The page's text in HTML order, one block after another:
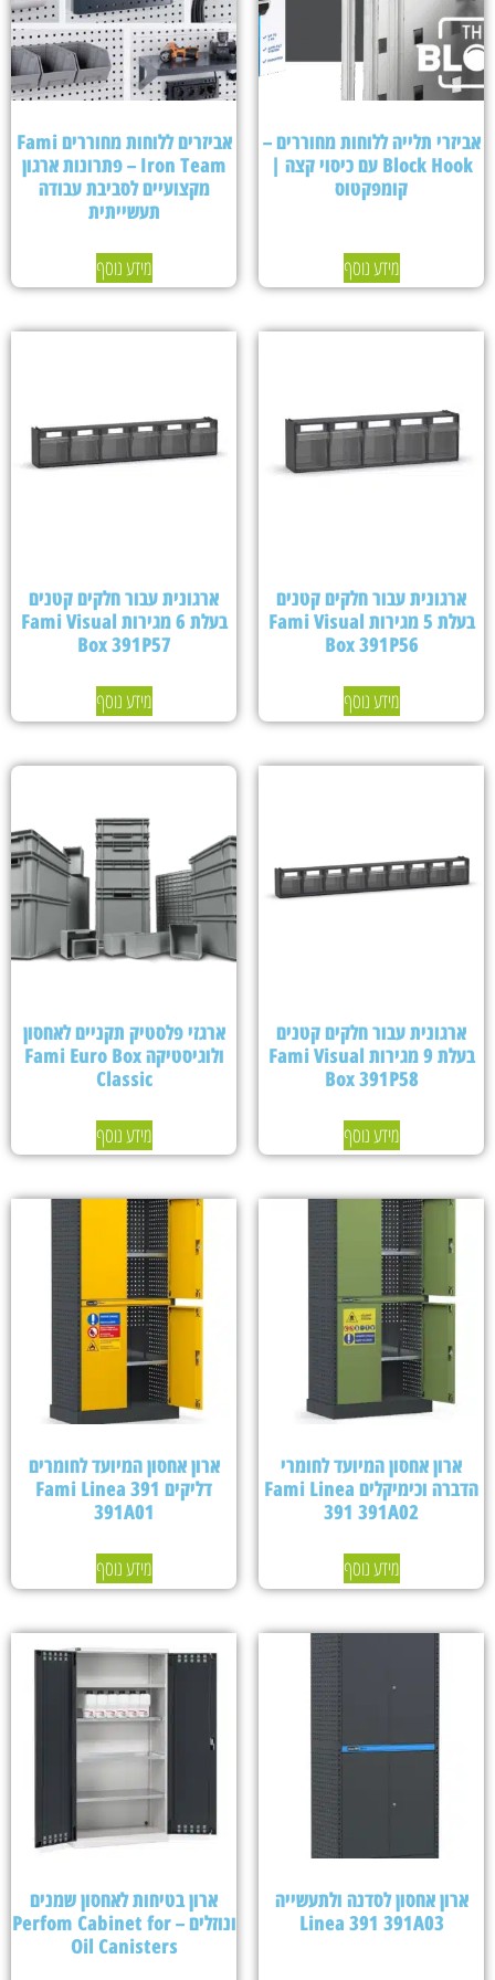
אביזרי תלייה ללוחות מחוררים –
Block Hook עם כיסוי קצה |
קומפקטוס
מידע נוסף
אביזרים ללוחות מחוררים Fami
Iron Team – פתרונות ארגון
מקצועיים לסביבת עבודה
תעשייתית
מידע נוסף
ארגונית עבור חלקים קטנים
בעלת 5 מגירות Fami Visual
Box 391P56
מידע נוסף
ארגונית עבור חלקים קטנים
בעלת 6 מגירות Fami Visual
Box 391P57
מידע נוסף
ארגונית עבור חלקים קטנים
בעלת 9 מגירות Fami Visual
Box 391P58
מידע נוסף
ארגזי פלסטיק תקניים לאחסון
ולוגיסטיקה Fami Euro Box
Classic
מידע נוסף
ארון אחסון המיועד לחומרי
הדברה וכימיקלים Fami Linea
391 391A02
מידע נוסף
ארון אחסון המיועד לחומרים
דליקים Fami Linea 391
391A01
מידע נוסף
ארון אחסון לסדנה ולתעשייה
Linea 391 391A03
ארון בטיחות לאחסון שמנים
ונוזלים – Perfom Cabinet for
Oil Canisters